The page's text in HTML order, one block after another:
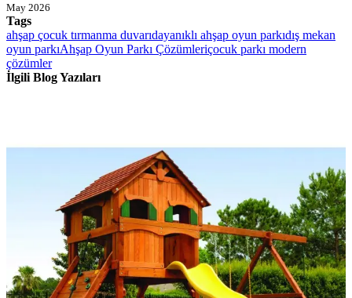
May 2026
Tags
ahşap çocuk tırmanma duvarıdayanıklı ahşap oyun parkıdış mekan
oyun parkıAhşap Oyun Parkı Çözümleriçocuk parkı modern
çözümler
İlgili Blog Yazıları